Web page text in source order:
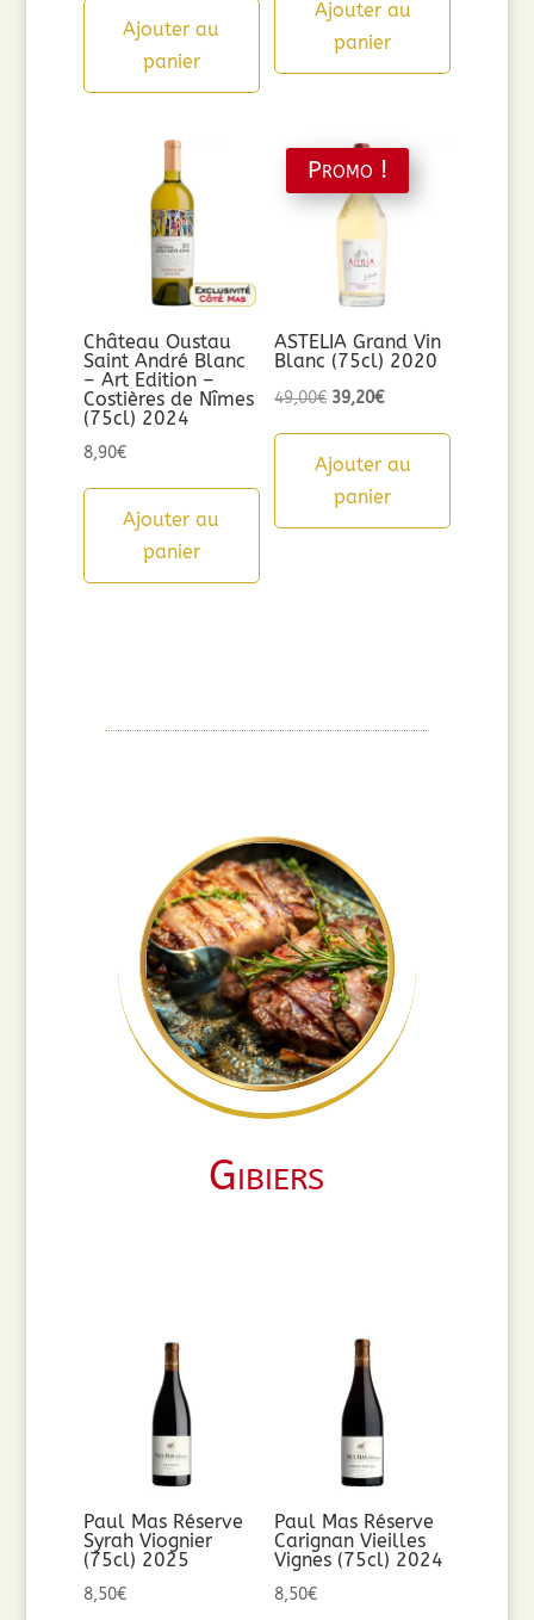
Ajouter au
panier
Ajouter au
panier
Château Oustau
Saint André Blanc
– Art Edition –
Costières de Nîmes
(75cl) 2024
8,90€
Ajouter au
panier
Promo !
ASTELIA Grand Vin
Blanc (75cl) 2020
49,00€ Le
initial
était :
39,20€Le
actuel
est :
Ajouter au
panier
Gibiers
Paul Mas Réserve
Syrah Viognier
(75cl) 2025
8,50€
Paul Mas Réserve
Carignan Vieilles
Vignes (75cl) 2024
8,50€